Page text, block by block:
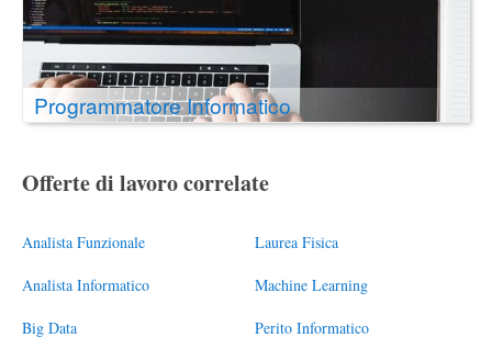
Programmatore Informatico
Offerte di lavoro correlate
Analista Funzionale
Analista Informatico
Big Data
Laurea Fisica
Machine Learning
Perito Informatico